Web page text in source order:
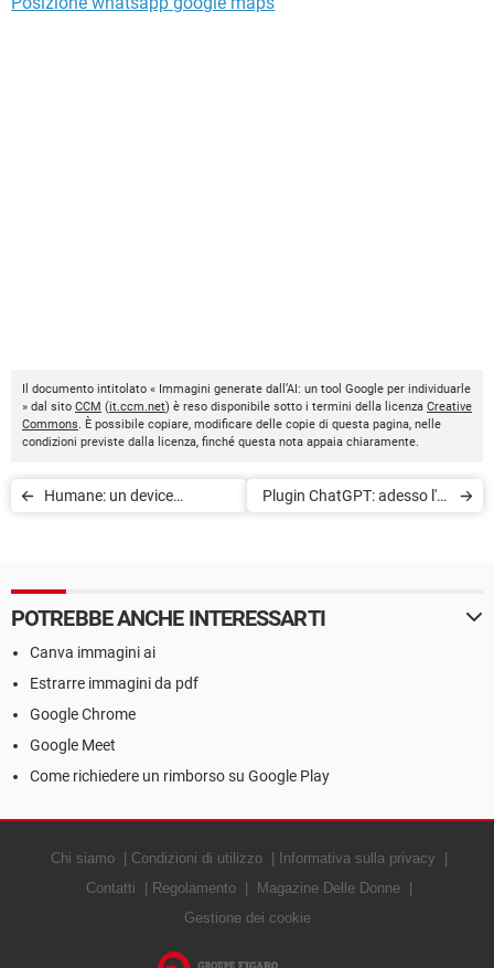
Il documento intitolato « Immagini generate dall’AI: un tool Google per individuarle
» dal sito CCM (it.ccm.net) è reso disponibile sotto i termini della licenza Creative
Commons. È possibile copiare, modificare delle copie di questa pagina, nelle
condizioni previste dalla licenza, finché questa nota appaia chiaramente.
Humane: un device
Plugin ChatGPT: adesso l'AI
POTREBBE ANCHE INTERESSARTI
Canva immagini ai
Estrarre immagini da pdf
Google Chrome
Google Meet
Come richiedere un rimborso su Google Play
Chi siamo Condizioni di utilizzo
Informativa sulla privacy
Contatti
Regolamento
Magazine Delle Donne
Gestione dei cookie